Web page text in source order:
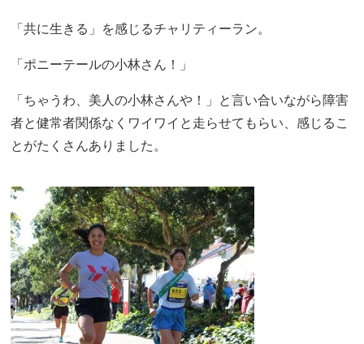
「共に生きる」を感じるチャリティーラン。
「ポニーテールの小林さん！」
「ちゃうわ、美人の小林さんや！」と言い合いながら障害
者と健常者関係なくワイワイと走らせてもらい、感じるこ
とがたくさんありました。